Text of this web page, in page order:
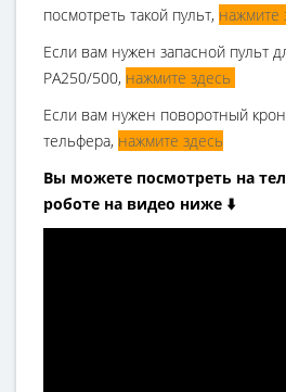
посмотреть такой пульт, нажмите
Если вам нужен запасной пульт
РА250/500, нажмите здесь
Если вам нужен поворотный
тельфера, нажмите здесь
Вы можете посмотреть на
роботе на видео ниже ⬇️